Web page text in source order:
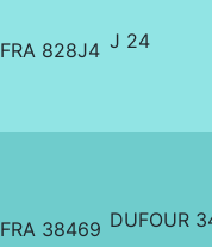
FRA 828J4 J 24
FRA 38469 DUFOUR